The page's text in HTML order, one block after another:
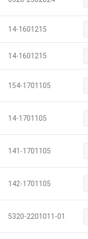
14-1601215
14-1601215
154-1701105
14-1701105
141-1701105
142-1701105
5320-2201011-01